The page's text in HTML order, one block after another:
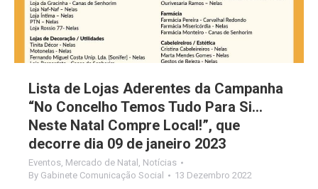
Lista de Lojas Aderentes da Campanha
“No Concelho Temos Tudo Para Si…
Neste Natal Compre Local!”, que
decorre dia 09 de janeiro 2023
Eventos, Mercado de Natal , Notícias
By Gabinete Comunicação Social 13 Dezembro 2022